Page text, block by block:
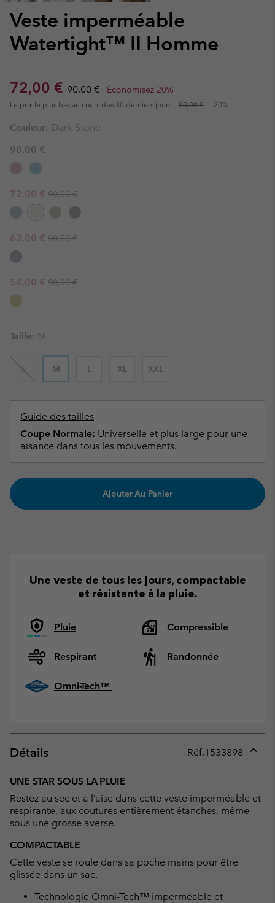
Veste imperméable
Watertight™ II Homme
Sale price:
72,00 € Regular price:
90,00 € Économisez 20%
Le prix le plus bas au cours des 30 derniers jours: 90,00 € -20%
Couleur: Dark Stone
90,00 €
Sale price:
72,00 € Regular price:
90,00 €
Sale price:
63,00 € Regular price:
90,00 €
Sale price:
54,00 € Regular price:
90,00 €
Taille: M
S M L XL XXL
Guide des tailles
Coupe Normale: Universelle et plus large pour une
aisance dans tous les mouvements.
Ajouter Au Panier
Une veste de tous les jours, compactable
et résistante à la pluie.
Pluie Compressible
Respirant Randonnée
Omni-Tech™
Détails Réf.1533898
UNE STAR SOUS LA PLUIE
Restez au sec et à l’aise dans cette veste imperméable et
respirante, aux coutures entièrement étanches, même
sous une grosse averse.
COMPACTABLE
Cette veste se roule dans sa poche mains pour être
glissée dans un sac.
Technologie Omni-Tech™ imperméable et